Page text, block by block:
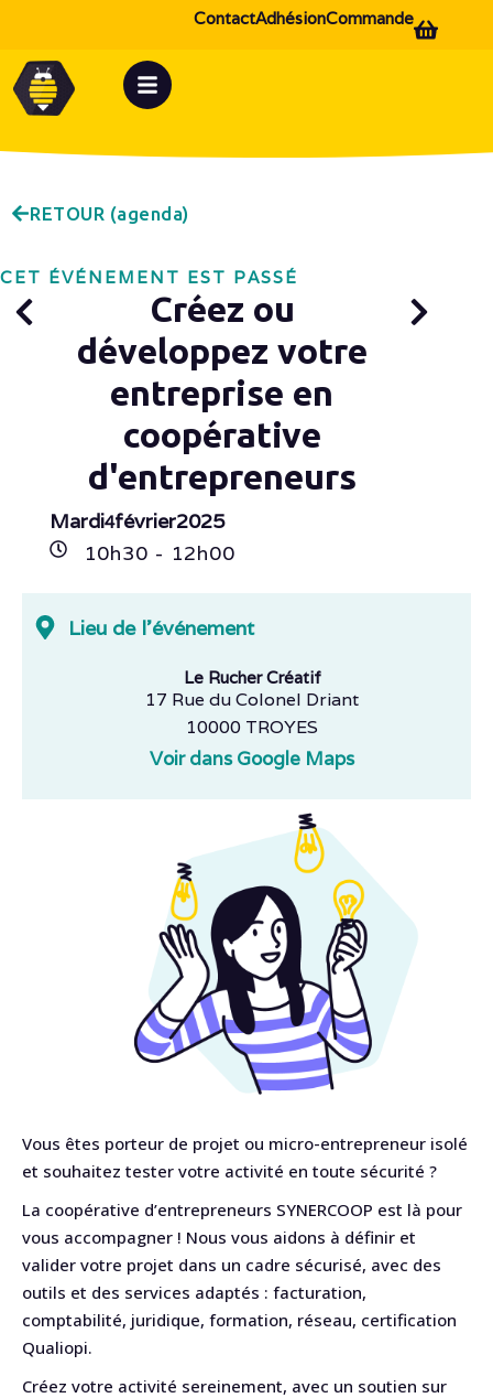
Commande
Adhésion
Contact
RETOUR (agenda)
CET ÉVÉNEMENT EST PASSÉ
Créez ou
développez votre
entreprise en
coopérative
d'entrepreneurs
Mardi4février2025
10h30 - 12h00
Lieu de l'événement
Le Rucher Créatif
17 Rue du Colonel Driant
10000 TROYES
Voir dans Google Maps
Vous êtes porteur de projet ou micro-entrepreneur isolé
et souhaitez tester votre activité en toute sécurité ?
La coopérative d’entrepreneurs SYNERCOOP est là pour
vous accompagner ! Nous vous aidons à définir et
valider votre projet dans un cadre sécurisé, avec des
outils et des services adaptés : facturation,
comptabilité, juridique, formation, réseau, certification
Qualiopi.
Créez votre activité sereinement, avec un soutien sur